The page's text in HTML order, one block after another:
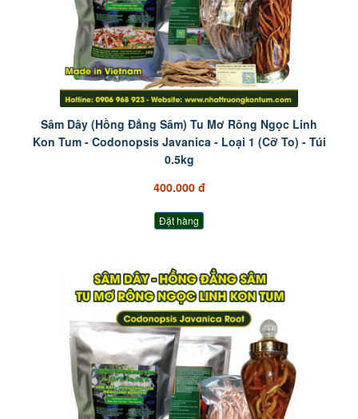
Sâm Dây (Hồng Đẳng Sâm) Tu Mơ Rông Ngọc Linh
Kon Tum - Codonopsis Javanica - Loại 1 (Cỡ To) - Túi
0.5kg
400.000 đ
Đặt hàng